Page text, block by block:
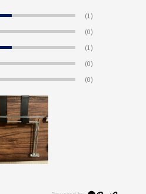
(1)
(0)
(1)
(0)
(0)